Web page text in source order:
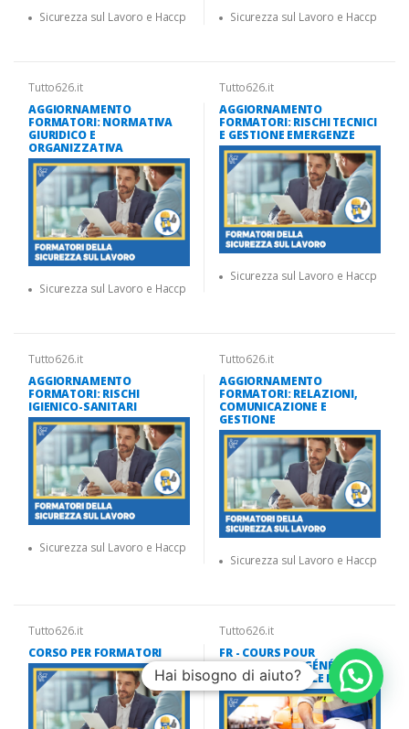
Hai bisogno di aiuto?
Sicurezza sul Lavoro e Haccp Sicurezza sul Lavoro e Haccp
Tutto626.it
AGGIORNAMENTO
FORMATORI: NORMATIVA
GIURIDICO E
ORGANIZZATIVA
Sicurezza sul Lavoro e Haccp
Tutto626.it
AGGIORNAMENTO
FORMATORI: RISCHI TECNICI
E GESTIONE EMERGENZE
Sicurezza sul Lavoro e Haccp
Tutto626.it
AGGIORNAMENTO
FORMATORI: RISCHI
IGIENICO-SANITARI
Sicurezza sul Lavoro e Haccp
Tutto626.it
AGGIORNAMENTO
FORMATORI: RELAZIONI,
COMUNICAZIONE E
GESTIONE
Sicurezza sul Lavoro e Haccp
Tutto626.it
CORSO PER FORMATORI
Tutto626.it
FR - COURS POUR
TRAVAILLEURS GÉNÉRAL +
SPÉCIFIQUE FAIBLE RISQUE